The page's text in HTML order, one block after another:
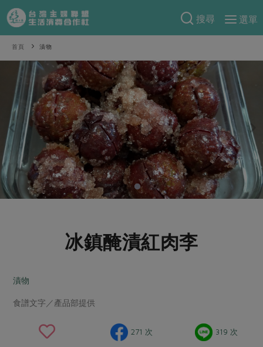
搜尋
選單
產品分類
當季蔬果
一籃菜 當令水果
芽苗類 蕈菇類
辛香料類
奶蛋豆・五穀
蛋 乳製品
水畜加工品
調理食材・點心
食譜料理
食材
米食
麵食
肉食
海鮮
烘焙．點心
特別企畫
預購活動
把最好的台灣味帶回家！
防災用品預購圓滿結束
2026年端午節預購圓滿結束
合作25-經典快閃最後一週
合作25-精選產品第四彈
更多當季產品
綠主張
觀點文章
主婦食堂 一籃菜真心話
親子食育
關注議題
減硝酸鹽
關於合作社
認識合作社
產品檢驗
檢驗報告
重要公告
首頁 漬物
冰鎮醃漬紅肉李
漬物
食譜文字／產品部提供
271 次 319 次